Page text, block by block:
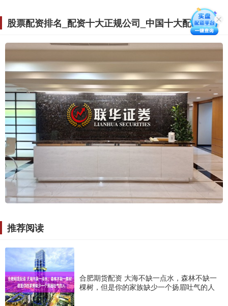
股票配资排名_配资十大正规公司_中国十大配资公司
推荐阅读
合肥期货配资 大海不缺一点水，森林不缺一
棵树，但是你的家族缺少一个扬眉吐气的人